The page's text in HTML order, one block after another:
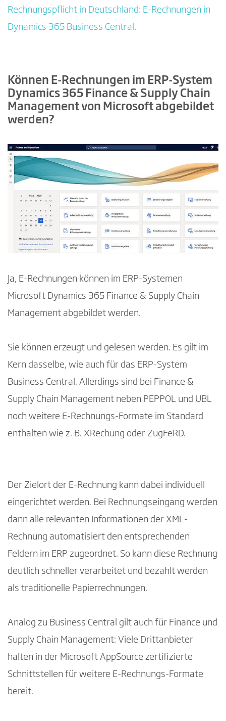
Rechnungspflicht in Deutschland: E-Rechnungen in
Dynamics 365 Business Central .
Können E-Rechnungen im ERP-System
Dynamics 365 Finance & Supply Chain
Management von Microsoft abgebildet
werden?
Ja, E-Rechnungen können im ERP-Systemen
Microsoft Dynamics 365 Finance & Supply Chain
Management abgebildet werden.
Sie können erzeugt und gelesen werden. Es gilt im
Kern dasselbe, wie auch für das ERP-System
Business Central. Allerdings sind bei Finance &
Supply Chain Management neben PEPPOL und UBL
noch weitere E-Rechnungs-Formate im Standard
enthalten wie z. B. XRechung oder ZugFeRD.
Der Zielort der E-Rechnung kann dabei individuell
eingerichtet werden. Bei Rechnungseingang werden
dann alle relevanten Informationen der XML-
Rechnung automatisiert den entsprechenden
Feldern im ERP zugeordnet. So kann diese Rechnung
deutlich schneller verarbeitet und bezahlt werden
als traditionelle Papierrechnungen.
Analog zu Business Central gilt auch für Finance und
Supply Chain Management: Viele Drittanbieter
halten in der Microsoft AppSource zertifizierte
Schnittstellen für weitere E-Rechnungs-Formate
bereit.